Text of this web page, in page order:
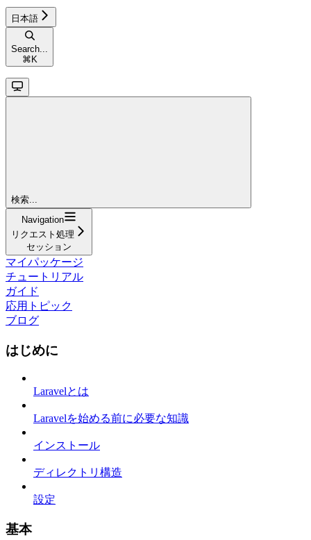
日本語
Search...
⌘ K
検索...
Navigation
リクエスト処理
セッション
マイパッケージ
チュートリアル
ガイド
応用トピック
ブログ
はじめに
Laravelとは
Laravelを始める前に必要な知識
インストール
ディレクトリ構造
設定
基本